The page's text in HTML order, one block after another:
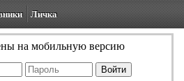
Личка
на мобильную версию